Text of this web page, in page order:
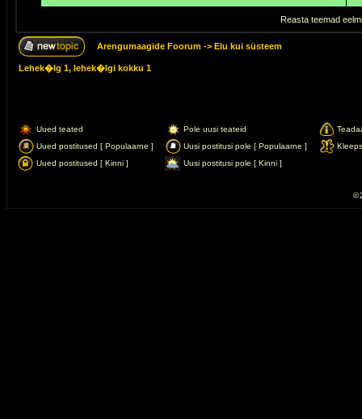
Reasta teemad
Arengumaagide Foorum -> Elu kui süsteem
Lehek�lg 1, lehek�lgi kokku 1
Uued teated Pole uusi teateid
Uued postitused [ Populaarne ]
Uusi postitusi pole [ Populaarne ]
Kleeps
Uued postitused [ Kinni ]
Uusi postitusi pole [ Kinni ]
©